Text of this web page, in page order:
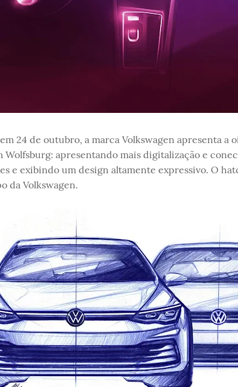
24 de outubro, a marca Volkswagen apresenta a
Wolfsburg: apresentando mais digitalização e
e exibindo um design altamente expressivo. O
da Volkswagen.